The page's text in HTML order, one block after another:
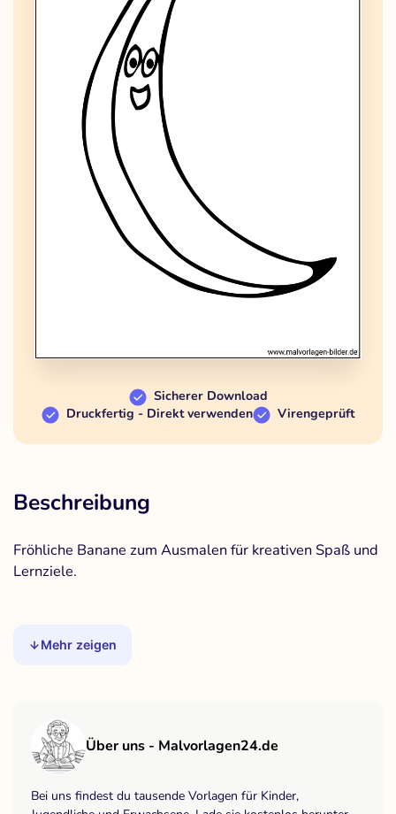
Sicherer Download
Druckfertig - Direkt verwenden
Virengeprüft
Beschreibung
Fröhliche Banane zum Ausmalen für kreativen Spaß und
Lernziele.
Mehr zeigen
Über uns - Malvorlagen24.de
Bei uns findest du tausende Vorlagen für Kinder,